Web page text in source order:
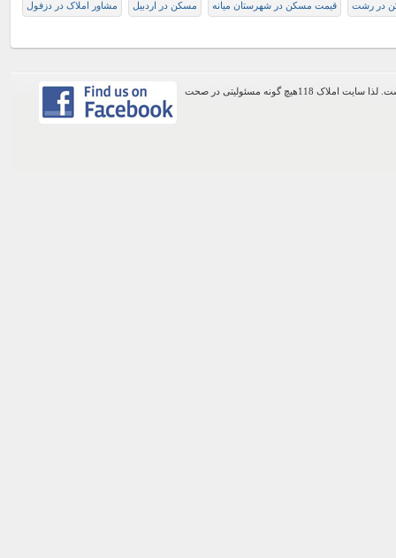
در رشت قیمت مسکن در شهرستان میانه مسکن در اردبیل مشاور املاک در دزفول
اطلاعات موجود در این وب سایت از طریق کاربران عمومی سایت ثبت شده است. لذا سایت املاک 118هیچ گونه مسئولیتی در صحت